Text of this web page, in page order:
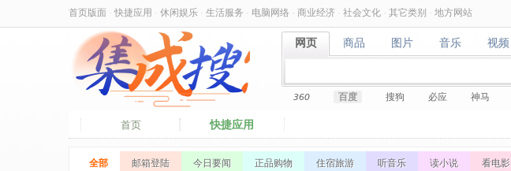
首页版面 快捷应用 休闲娱乐 生活服务 电脑网络 商业经济 社会文化 其它类别 地方网站
网页
网页 商品
商品 图片
图片 音乐
音乐 视频
视频
360 百度 搜狗 必应 神马
首页 快捷应用
全部 邮箱登陆 今日要闻 正品购物 住宿旅游 听音乐 读小说 看电影